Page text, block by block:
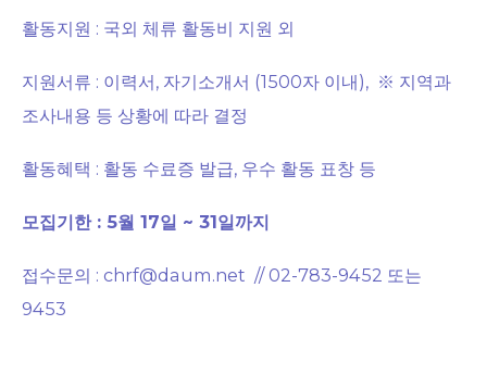
활동지원 : 국외 체류 활동비 지원 외
지원서류 : 이력서, 자기소개서 (1500자 이내), ※ 지역과
조사내용 등 상황에 따라 결정
활동혜택 : 활동 수료증 발급, 우수 활동 표창 등
모집기한 : 5월 17일 ~ 31일까지
접수문의 : chrf@daum.net // 02-783-9452 또는
9453